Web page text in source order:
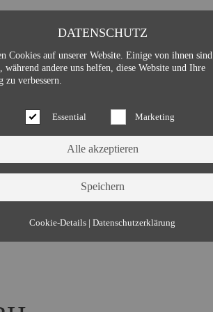
DATENSCHUTZ
Cookies auf unserer Website. Einige von ihnen sind
während andere uns helfen, diese Website und Ihre
zu verbessern.
Essential Marketing
Essential (3)
Cookie Hinweis
Cookie-Details | Datenschutzerklärung